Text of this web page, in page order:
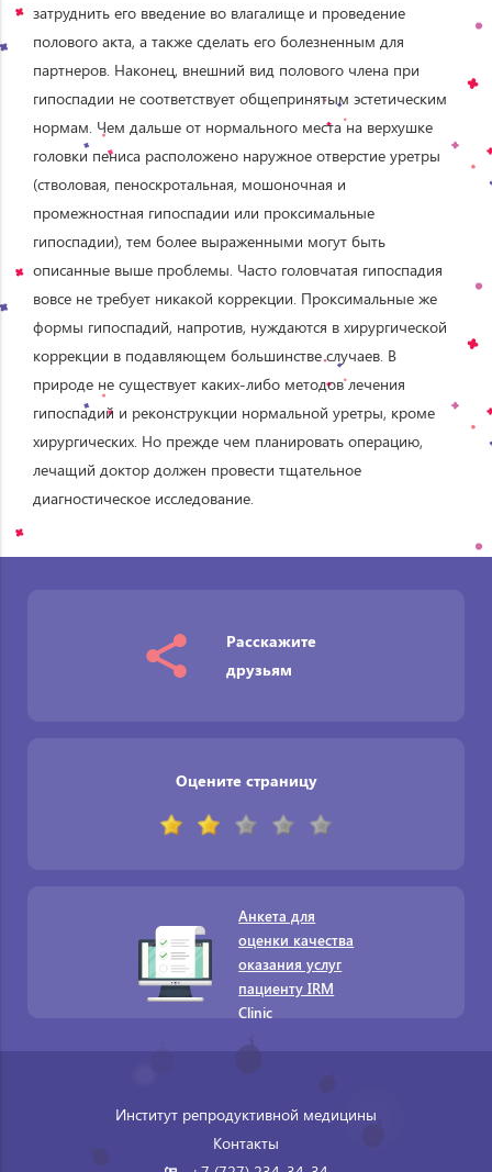
затруднить его введение во влагалище и проведение
полового акта, а также сделать его болезненным для
партнеров. Наконец, внешний вид полового члена при
гипоспадии не соответствует общепринятым эстетическим
нормам. Чем дальше от нормального места на верхушке
головки пениса расположено наружное отверстие уретры
(стволовая, пеноскротальная, мошоночная и
промежностная гипоспадии или проксимальные
гипоспадии), тем более выраженными могут быть
описанные выше проблемы. Часто головчатая гипоспадия
вовсе не требует никакой коррекции. Проксимальные же
формы гипоспадий, напротив, нуждаются в хирургической
коррекции в подавляющем большинстве случаев. В
природе не существует каких-либо методов лечения
гипоспадий и реконструкции нормальной уретры, кроме
хирургических. Но прежде чем планировать операцию,
лечащий доктор должен провести тщательное
диагностическое исследование.
Расскажите
друзьям
Оцените страницу
Анкета для
оценки качества
оказания услуг
пациенту IRM
Clinic
Институт репродуктивной медицины
Контакты